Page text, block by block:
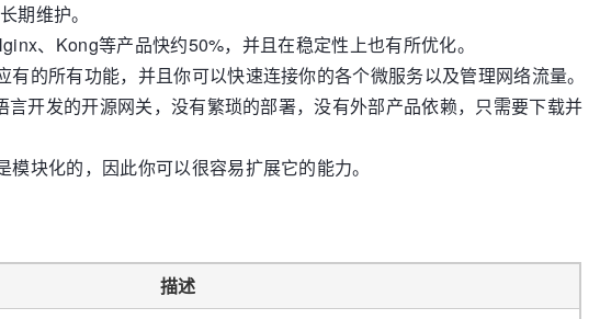
期维护。
、Kong等产品快约50%，并且在稳定性上也有所优化。
的所有功能，并且你可以快速连接你的各个微服务以及管理网络流量。
开发的开源网关，没有繁琐的部署，没有外部产品依赖，只需要下载并
块化的，因此你可以很容易扩展它的能力。
描述